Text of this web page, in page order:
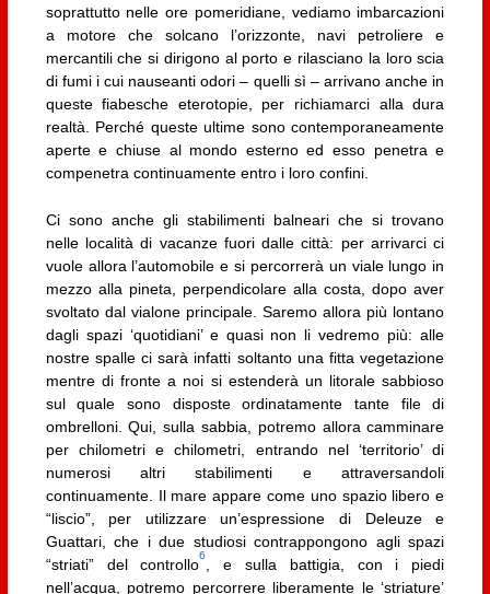
soprattutto nelle ore pomeridiane, vediamo imbarcazioni
a motore che solcano l’orizzonte, navi petroliere e
mercantili che si dirigono al porto e rilasciano la loro scia
di fumi i cui nauseanti odori – quelli sì – arrivano anche in
queste fiabesche eterotopie, per richiamarci alla dura
realtà. Perché queste ultime sono contemporaneamente
aperte e chiuse al mondo esterno ed esso penetra e
compenetra continuamente entro i loro confini.
Ci sono anche gli stabilimenti balneari che si trovano
nelle località di vacanze fuori dalle città: per arrivarci ci
vuole allora l’automobile e si percorrerà un viale lungo in
mezzo alla pineta, perpendicolare alla costa, dopo aver
svoltato dal vialone principale. Saremo allora più lontano
dagli spazi ‘quotidiani’ e quasi non li vedremo più: alle
nostre spalle ci sarà infatti soltanto una fitta vegetazione
mentre di fronte a noi si estenderà un litorale sabbioso
sul quale sono disposte ordinatamente tante file di
ombrelloni. Qui, sulla sabbia, potremo allora camminare
per chilometri e chilometri, entrando nel ‘territorio’ di
numerosi altri stabilimenti e attraversandoli
continuamente. Il mare appare come uno spazio libero e
“liscio”, per utilizzare un’espressione di Deleuze e
Guattari, che i due studiosi contrappongono agli spazi
“striati” del controllo
6
, e sulla battigia, con i piedi
nell’acqua, potremo percorrere liberamente le ‘striature’